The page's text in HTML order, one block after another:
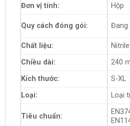
Đơn vị tính:
Hộp
Quy cách đóng gói: Đang
Chất liệu:
Nitrile
Chiều dài:
240
Kích thước:
S-XL
Loại:
Loại
Tiêu chuẩn: